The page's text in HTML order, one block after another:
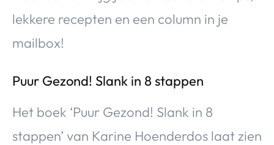
lekkere recepten en een column in je
mailbox!
Puur Gezond! Slank in 8 stappen
Het boek ‘Puur Gezond! Slank in 8
stappen’ van Karine Hoenderdos laat zien